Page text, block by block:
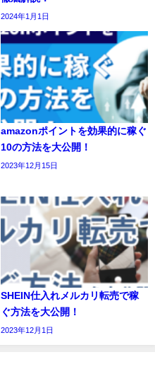
2024年1月1日
amazonポイントを効果的に稼ぐ
10の方法を大公開！
2023年12月15日
SHEIN仕入れメルカリ転売で稼
ぐ方法を大公開！
2023年12月1日